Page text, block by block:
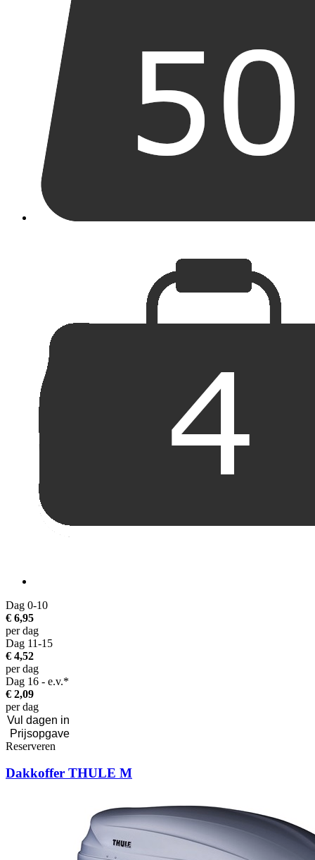
Dag 0-10
€ 6,95
per dag
Dag 11-15
€ 4,52
per dag
Dag 16 - e.v.*
€ 2,09
per dag
Reserveren
Dakkoffer THULE M